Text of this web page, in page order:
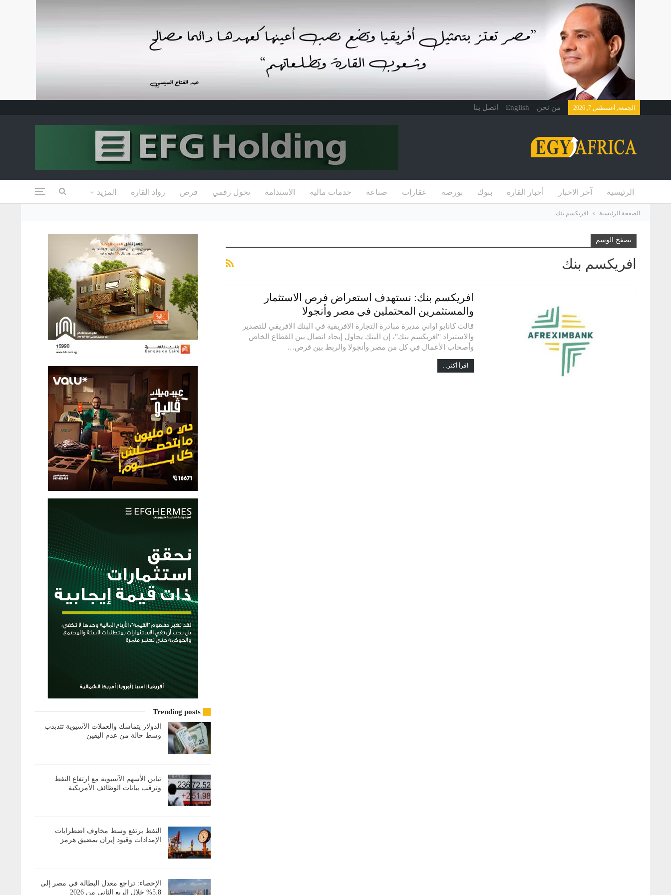
الجمعة, أغسطس 7, 2026 من نحن English اتصل بنا
الرئيسية آخر الاخبار أخبار القارة بنوك بورصة عقارات صناعة خدمات مالية الاستدامة تحول رقمي فرص رواد القارة المزيد
الصفحة الرئيسية افريكسم بنك
تصفح الوسم
افريكسم بنك
افريكسم بنك: نستهدف استعراض فرص الاستثمار
والمستثمرين المحتملين في مصر وأنجولا
قالت كانايو اواني مديرة مبادرة التجارة الافريقية في البنك الافريقي للتصدير
والاستيراد "افريكسم بنك"، إن البنك يحاول إيجاد اتصال بين القطاع الخاص
وأصحاب الأعمال في كل من مصر وأنجولا والربط بين فرص…
اقرأ أكثر...
Trending posts
الدولار يتماسك والعملات الآسيوية تتذبذب
وسط حالة من عدم اليقين
تباين الأسهم الآسيوية مع ارتفاع النفط
وترقب بيانات الوظائف الأمريكية
النفط يرتفع وسط مخاوف اضطرابات
الإمدادات وقيود إيران بمضيق هرمز
الإحصاء: تراجع معدل البطالة في مصر إلى
5.8% خلال الربع الثاني من 2026